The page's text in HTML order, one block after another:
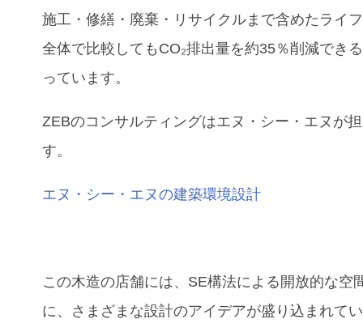
施工・修繕・廃棄・リサイクルまで含めたライ
全体で比較してもCO₂排出量を約35％削減でき
っています。
ZEBのコンサルティングはエヌ・シー・エヌが
す。
エヌ・シー・エヌの建築環境設計
この木造の店舗には、SE構法による開放的な空
に、さまざまな設計のアイデアが盛り込まれて